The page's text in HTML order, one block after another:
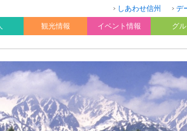
しあわせ信州 デ
観光情報 イベント情報 グ